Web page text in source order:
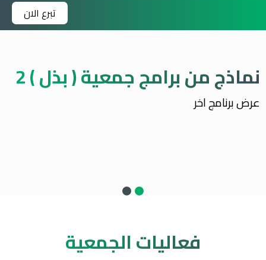
تبرع الان
نماذج من برامج جمعية ( بذل ) 2
عرض برنامج اخر
فعاليات الجمعية